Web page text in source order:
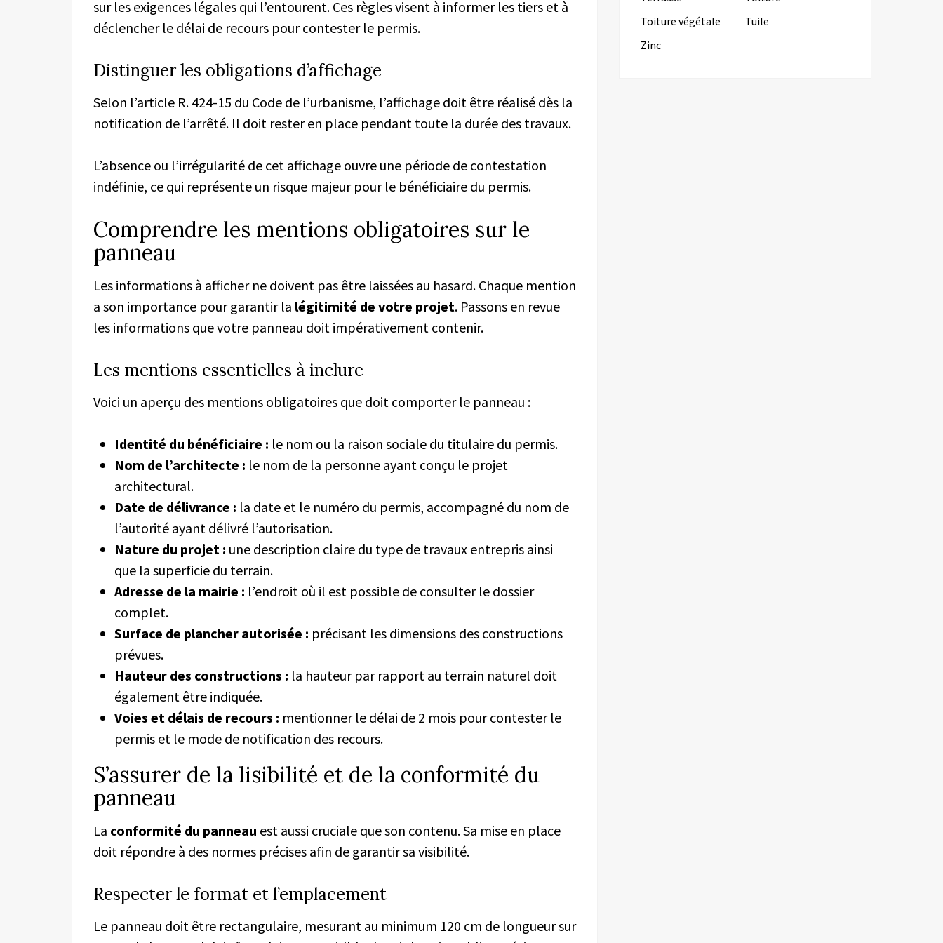
sur les exigences légales qui l’entourent. Ces règles visent à informer les tiers et à
déclencher le délai de recours pour contester le permis.
Distinguer les obligations d’affichage
Selon l’article R. 424-15 du Code de l’urbanisme, l’affichage doit être réalisé dès la
notification de l’arrêté. Il doit rester en place pendant toute la durée des travaux.
L’absence ou l’irrégularité de cet affichage ouvre une période de contestation
indéfinie, ce qui représente un risque majeur pour le bénéficiaire du permis.
Comprendre les mentions obligatoires sur le
panneau
Les informations à afficher ne doivent pas être laissées au hasard. Chaque mention
a son importance pour garantir la légitimité de votre projet. Passons en revue
les informations que votre panneau doit impérativement contenir.
Les mentions essentielles à inclure
Voici un aperçu des mentions obligatoires que doit comporter le panneau :
Identité du bénéficiaire : le nom ou la raison sociale du titulaire du permis.
Nom de l’architecte : le nom de la personne ayant conçu le projet
architectural.
Date de délivrance : la date et le numéro du permis, accompagné du nom de
l’autorité ayant délivré l’autorisation.
Nature du projet : une description claire du type de travaux entrepris ainsi
que la superficie du terrain.
Adresse de la mairie : l’endroit où il est possible de consulter le dossier
complet.
Surface de plancher autorisée : précisant les dimensions des constructions
prévues.
Hauteur des constructions : la hauteur par rapport au terrain naturel doit
également être indiquée.
Voies et délais de recours : mentionner le délai de 2 mois pour contester le
permis et le mode de notification des recours.
S’assurer de la lisibilité et de la conformité du
panneau
La conformité du panneau est aussi cruciale que son contenu. Sa mise en place
doit répondre à des normes précises afin de garantir sa visibilité.
Respecter le format et l’emplacement
Le panneau doit être rectangulaire, mesurant au minimum 120 cm de longueur sur
Toiture végétale
Tuile
Zinc